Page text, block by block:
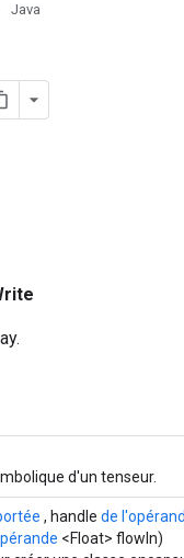
Java
d'un tenseur.
, handle de
<Float> flowIn)